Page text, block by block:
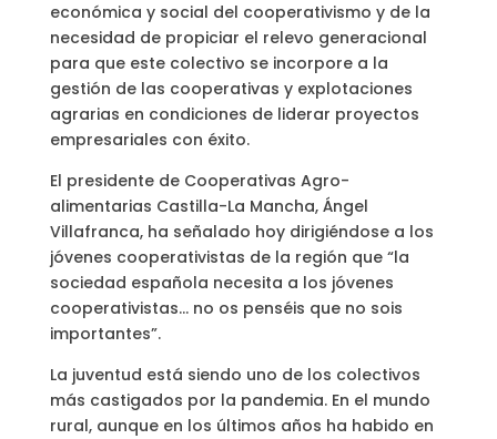
económica y social del cooperativismo y de la
necesidad de propiciar el relevo generacional
para que este colectivo se incorpore a la
gestión de las cooperativas y explotaciones
agrarias en condiciones de liderar proyectos
empresariales con éxito.
El presidente de Cooperativas Agro-
alimentarias Castilla-La Mancha, Ángel
Villafranca, ha señalado hoy dirigiéndose a los
jóvenes cooperativistas de la región que “la
sociedad española necesita a los jóvenes
cooperativistas… no os penséis que no sois
importantes”.
La juventud está siendo uno de los colectivos
más castigados por la pandemia. En el mundo
rural, aunque en los últimos años ha habido en